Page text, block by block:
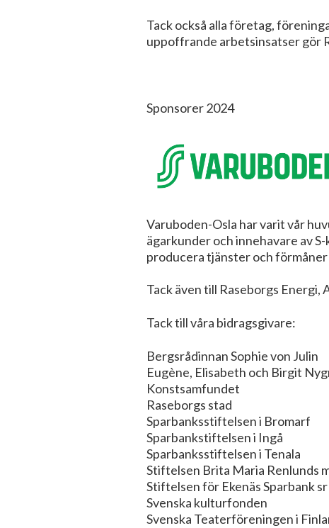
Tack också alla företag,
uppoffrande arbetsinsatser gör
Sponsorer 2024
Varuboden-Osla har varit vår
ägarkunder och innehavare av
producera tjänster och
Tack även till Raseborgs
Tack till våra bidragsgivare:
Bergsrådinnan Sophie von Julin
Eugène, Elisabeth och Birgit
Konstsamfundet
Raseborgs stad
Sparbanksstiftelsen i Bromarf
Sparbankstiftelsen i Ingå
Sparbanksstiftelsen i Tenala
Stiftelsen Brita Maria Renlunds
Stiftelsen för Ekenäs Sparbank sr
Svenska kulturfonden
Svenska Teaterföreningen i